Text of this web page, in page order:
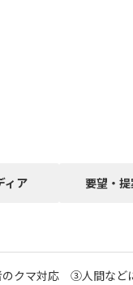
ィア 要望・
のクマ対応 ③人間など